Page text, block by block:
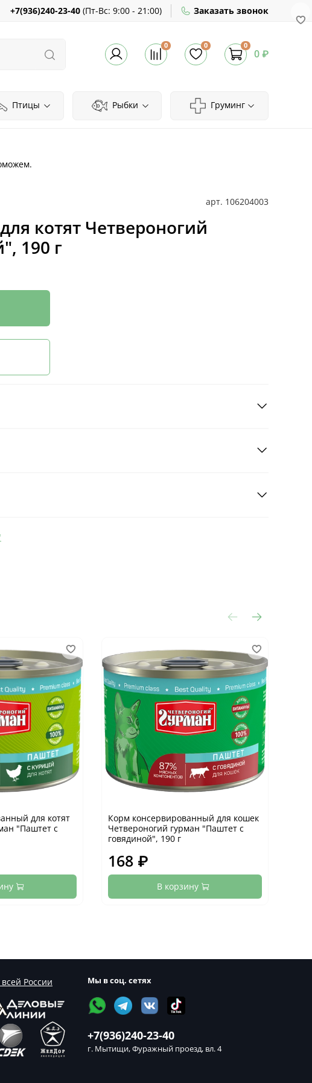
+7(936)240-23-40 (Пт-Вс: 9:00 - 21:00) Заказать звонок
0 0 0
0 ₽
Птицы Рыбки Груминг
арт. 106204003
котят Четвероногий
190 г
для котят
"Паштет с
Корм консервированный для кошек
Четвероногий гурман "Паштет с
говядиной", 190 г
168 ₽
В корзину
России Мы в соц. сетях
+7(936)240-23-40
г. Мытищи, Фуражный проезд, вл. 4